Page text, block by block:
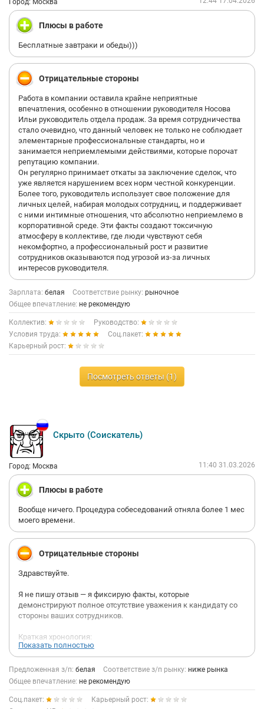
устойчивого учёта индивидуальных пожеланий сотрудника.
Отмечается практика привлечения к задачам смежных
направлений без отдельного согласования и без
предварительного изменения условий трудового договора до
фактического выполнения таких задач.
Вывод: условия трудоустройства характеризуются
изменяемостью должностных обязанностей, отсутствием
фиксированного функционала и нестабильностью графика.
Соискателям, ориентированным на прозрачные условия и
стабильный режим работы, следует учитывать данные
особенности.
Город: Москва
Плюсы в работе
Бесплатные завтраки и обеды)))
Отрицательные стороны
Работа в компании оставила крайне неприятные
впечатления, особенно в отношении руководителя Носова
Ильи руководитель отдела продаж. За время сотрудничества
стало очевидно, что данный человек не только не соблюдает
элементарные профессиональные стандарты, но и
занимается неприемлемыми действиями, которые порочат
репутацию компании.
Он регулярно принимает откаты за заключение сделок, что
уже является нарушением всех норм честной конкуренции.
Более того, руководитель использует свое положение для
личных целей, набирая молодых сотрудниц, и поддерживает
с ними интимные отношения, что абсолютно неприемлемо в
корпоративной среде. Эти факты создают токсичную
атмосферу в коллективе, где люди чувствуют себя
некомфортно, а профессиональный рост и развитие
сотрудников оказываются под угрозой из-за личных
интересов руководителя.
Зарплата: белая Соответствие рынку: рыночное
Общее впечатление: не рекомендую
Коллектив:
Руководство:
Условия труда:
Соц.пакет:
Карьерный рост:
Посмотреть ответы (1)
Скрыто (Соискатель)
Город: Москва 11:40 31.03.2026
Плюсы в работе
Вообще ничего. Процедура собеседований отняла более 1 мес
моего времени.
Отрицательные стороны
Здравствуйте.
Я не пишу отзыв — я фиксирую факты, которые
демонстрируют полное отсутствие уважения к кандидату со
стороны ваших сотрудников.
Краткая хронология:
1. Я прошла первый этап собеседования с начальником
группы Божков Александр.
2. Меня пригласили в офис на встречу с руководителем
группы тем же Александром и начальником дивизиона
Алексей. Собеседование прошло отлично, обратная связь —
Показать полностью
Предложенная з/п: белая Соответствие з/п рынку: ниже рынка
Общее впечатление: не рекомендую
Соц.пакет:
Карьерный рост: